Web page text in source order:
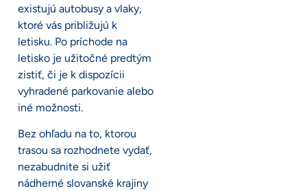
existujú autobusy a vlaky,
ktoré vás približujú k
letisku. Po príchode na
letisko je užitočné predtým
zistiť, či je k dispozícii
vyhradené parkovanie alebo
iné možnosti.
Bez ohľadu na to, ktorou
trasou sa rozhodnete vydať,
nezabudnite si užiť
nádherné slovanské krajiny